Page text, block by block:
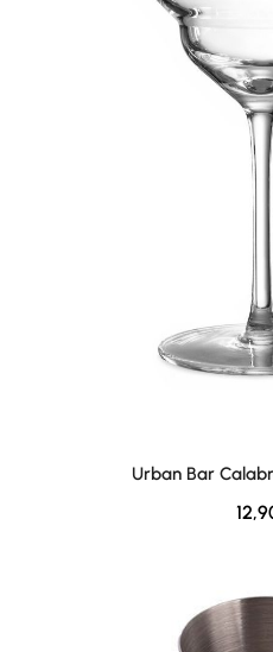
Urban Bar